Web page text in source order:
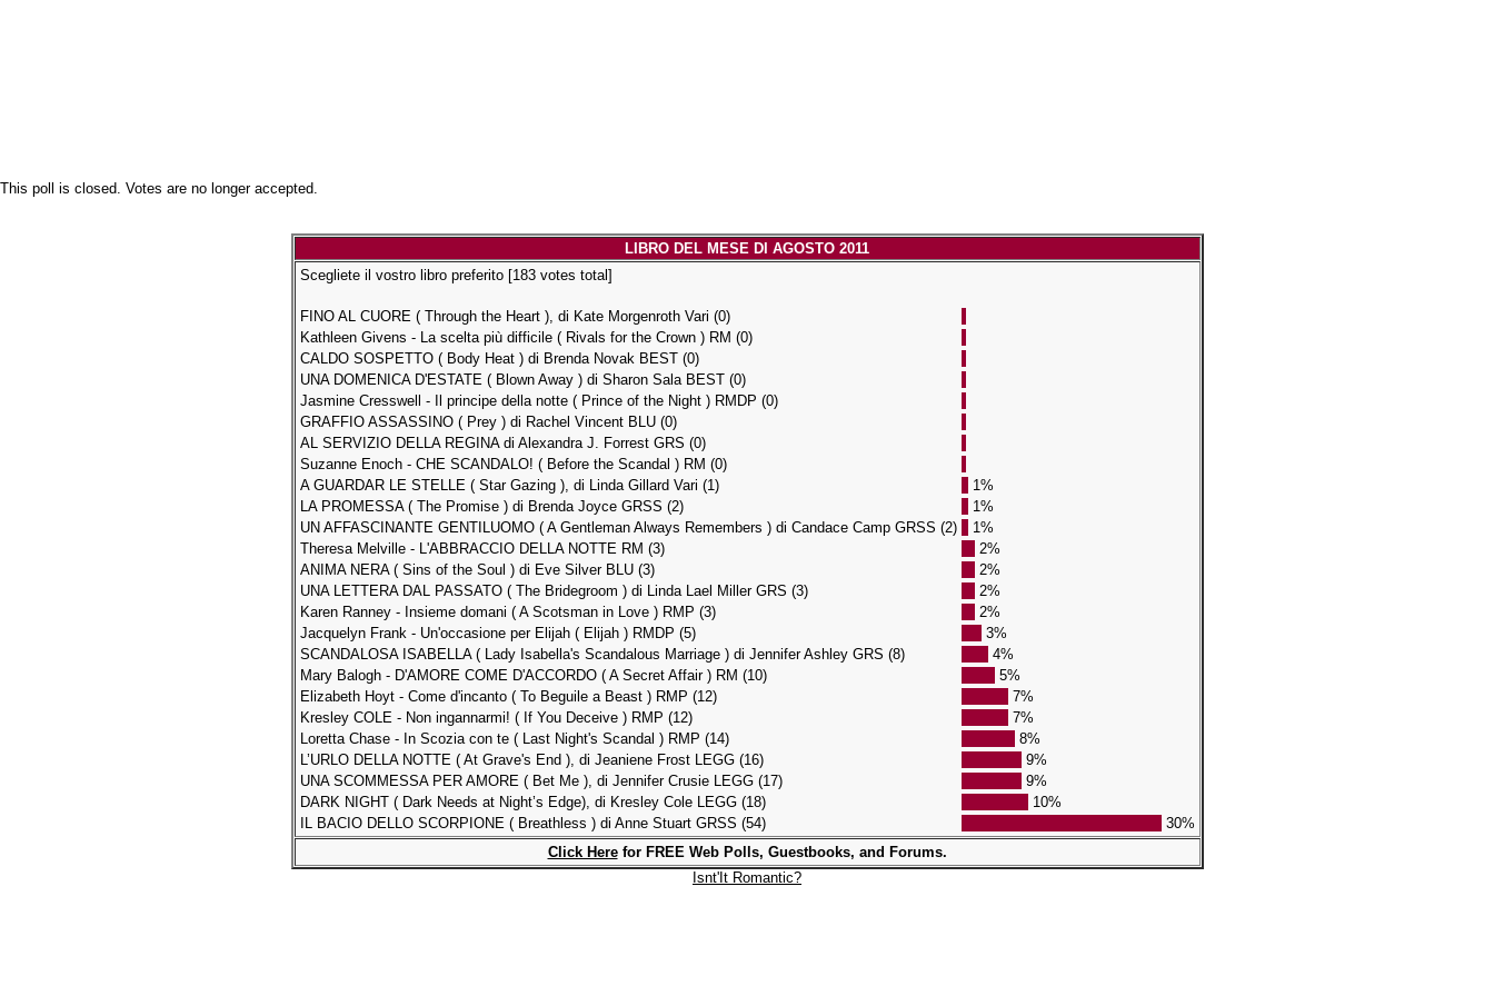
This poll is closed. Votes are no longer accepted.
LIBRO DEL MESE DI AGOSTO 2011
Scegliete il vostro libro preferito [183votes total]
FINO AL CUORE ( Through the Heart ), di Kate Morgenroth Vari (0)
Kathleen Givens - La scelta più difficile ( Rivals for the Crown ) RM (0)
CALDO SOSPETTO ( Body Heat ) di Brenda Novak BEST (0)
UNA DOMENICA D'ESTATE ( Blown Away ) di Sharon Sala BEST (0)
Jasmine Cresswell - Il principe della notte ( Prince of the Night ) RMDP (0)
GRAFFIO ASSASSINO ( Prey ) di Rachel Vincent BLU (0)
AL SERVIZIO DELLA REGINA di Alexandra J. Forrest GRS (0)
Suzanne Enoch - CHE SCANDALO! ( Before the Scandal ) RM (0)
A GUARDAR LE STELLE ( Star Gazing ), di Linda Gillard Vari (1)
1%
LA PROMESSA ( The Promise ) di Brenda Joyce GRSS (2)
1%
UN AFFASCINANTE GENTILUOMO ( A Gentleman Always Remembers ) di Candace Camp GRSS (2)
1%
Theresa Melville - L'ABBRACCIO DELLA NOTTE RM (3)
2%
ANIMA NERA ( Sins of the Soul ) di Eve Silver BLU (3)
2%
UNA LETTERA DAL PASSATO ( The Bridegroom ) di Linda Lael Miller GRS (3)
2%
Karen Ranney - Insieme domani ( A Scotsman in Love ) RMP (3)
2%
Jacquelyn Frank - Un'occasione per Elijah ( Elijah ) RMDP (5)
3%
SCANDALOSA ISABELLA ( Lady Isabella's Scandalous Marriage ) di Jennifer Ashley GRS (8)
4%
Mary Balogh - D'AMORE COME D'ACCORDO ( A Secret Affair ) RM (10)
5%
Elizabeth Hoyt - Come d'incanto ( To Beguile a Beast ) RMP (12)
7%
Kresley COLE - Non ingannarmi! ( If You Deceive ) RMP (12)
7%
Loretta Chase - In Scozia con te ( Last Night's Scandal ) RMP (14)
8%
L’URLO DELLA NOTTE ( At Grave's End ), di Jeaniene Frost LEGG (16)
9%
UNA SCOMMESSA PER AMORE ( Bet Me ), di Jennifer Crusie LEGG (17)
9%
DARK NIGHT ( Dark Needs at Night’s Edge), di Kresley Cole LEGG (18)
10%
IL BACIO DELLO SCORPIONE ( Breathless ) di Anne Stuart GRSS (54)
30%
Click Herefor FREE Web Polls, Guestbooks, and Forums.
Isnt'It Romantic?